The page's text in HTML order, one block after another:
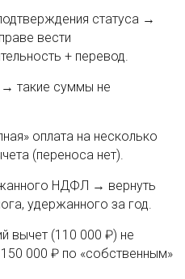
статуса →
вести
+ перевод.
→ такие суммы не
оплата на несколько
(переноса нет).
НДФЛ → вернуть
удержанного за год.
вычет (110 000 ₽) не
000 ₽ по «собственным»